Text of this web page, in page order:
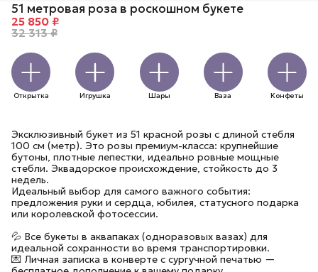
51 метровая роза в роскошном букете
25 850 ₽
32 313 ₽
Открытка Игрушка Шары Ваза Конфеты
Эксклюзивный букет из 51 красной розы с длиной стебля
100 см (метр). Это розы премиум-класса: крупнейшие
бутоны, плотные лепестки, идеально ровные мощные
стебли. Эквадорское происхождение, стойкость до 3
недель.
Идеальный выбор для самого важного события:
предложения руки и сердца, юбилея, статусного подарка
или королевской фотосессии.
💦 Все букеты в аквапаках (одноразовых вазах) для
идеальной сохранности во время транспортировки.
💌 Личная записка в конверте с сургучной печатью —